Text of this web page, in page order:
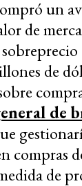
un
de
de
de
compras
de